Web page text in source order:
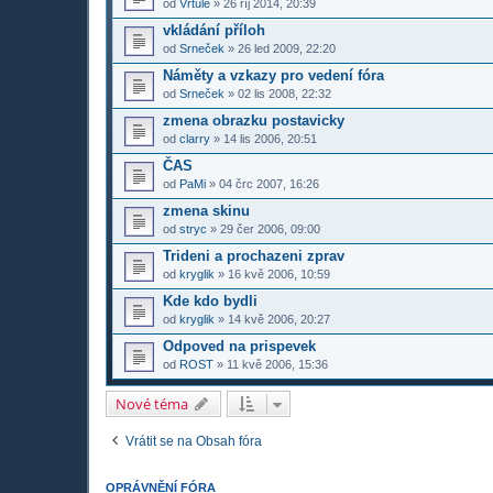
od Vrtule » 26 říj 2014, 20:39
vkládání příloh
od Srneček » 26 led 2009, 22:20
Náměty a vzkazy pro vedení fóra
od Srneček » 02 lis 2008, 22:32
zmena obrazku postavicky
od clarry » 14 lis 2006, 20:51
ČAS
od PaMi » 04 črc 2007, 16:26
zmena skinu
od stryc » 29 čer 2006, 09:00
Trideni a prochazeni zprav
od kryglik » 16 kvě 2006, 10:59
Kde kdo bydli
od kryglik » 14 kvě 2006, 20:27
Odpoved na prispevek
od ROST » 11 kvě 2006, 15:36
Nové téma
Vrátit se na Obsah fóra
OPRÁVNĚNÍ FÓRA